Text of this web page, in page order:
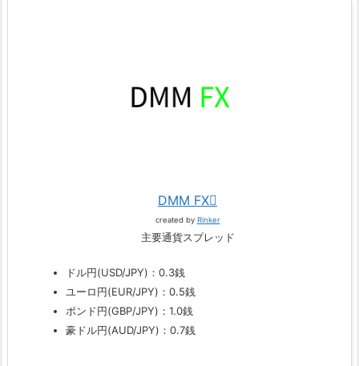
DMM FX
created by Rinker
主要通貨スプレッド
ドル円(USD/JPY)：0.3銭
ユーロ円(EUR/JPY)：0.5銭
ポンド円(GBP/JPY)：1.0銭
豪ドル円(AUD/JPY)：0.7銭